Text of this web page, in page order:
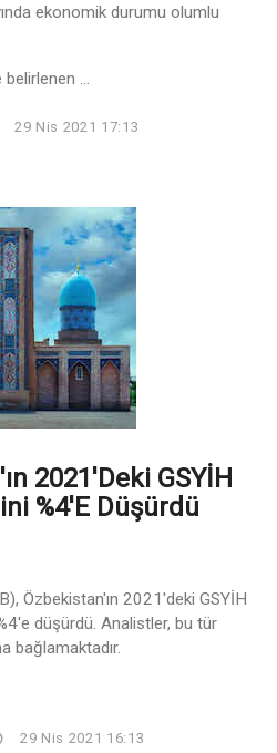
ekonomik durumu olumlu
...
29 Nis 2021 17:13
2021'deki GSYİH
%4'e Düşürdü
Özbekistan'ın 2021'deki GSYİH
düşürdü. Analistler, bu tür
bağlamaktadır.
29 Nis 2021 16:13